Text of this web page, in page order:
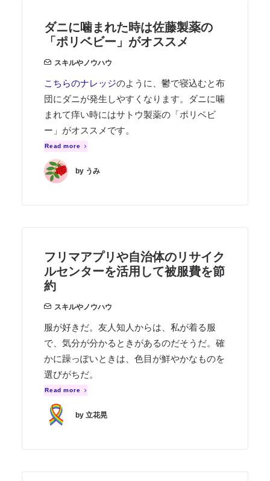
ダニに噛まれた時は佐藤製薬の
「ポリベビー」がオススメ
スキルやノウハウ
こちらのナレッジのように、鬱で寝込むと布
団にダニが発生しやすくなります。ダニに噛
まれて痒い時にはサトウ製薬の「ポリベビ
ー」がオススメです。
Read more
by うみ
フリマアプリや自治体のリサイク
ルセンターを活用して被服費を節
約
スキルやノウハウ
服が好きだ。友人知人からは、私が着る服
で、気分が分かるときがあるのだそうだ。確
かに躁っぽいときは、色目が鮮やかなものを
選びがちだ。
Read more
by 立花晃